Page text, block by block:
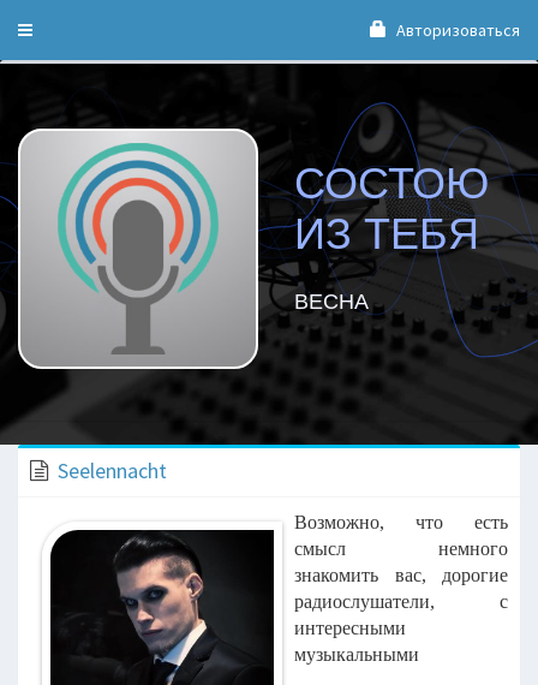
Toggle
Авторизоваться
СОСТОЮ
ИЗ ТЕБЯ
ВЕСНА
Seelennacht
Возможно, что есть
смысл немного
знакомить вас, дорогие
радиослушатели, с
интересными
музыкальными